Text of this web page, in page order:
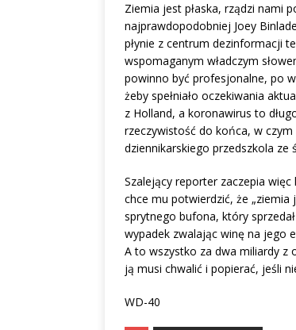
Ziemia jest płaska, rządzi nami
najprawdopodobniej Joey
płynie z centrum dezinformacji
wspomaganym władczym
powinno być profesjonalne, po
żeby spełniało oczekiwania
z Holland, a koronawirus to
rzeczywistość do końca, w
dziennikarskiego przedszkola
Szalejący reporter zaczepia
chce mu potwierdzić, że „ziemia
sprytnego bufona, który
wypadek zwalając winę na jego
A to wszystko za dwa miliardy z
ją musi chwalić i popierać, jeśli
WD-40